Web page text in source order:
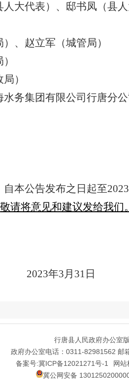
大代表）、邸书凤（县
、赵立军（城管局）
）
务集团有限公司行唐分
本公告发布之日起至
请将意见和建议发给我们。
2023年3月31日